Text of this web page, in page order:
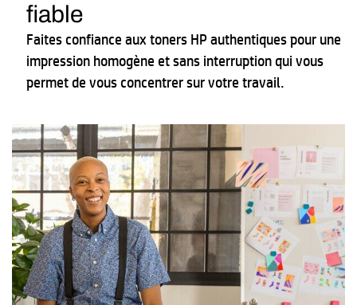
fiable
Faites confiance aux toners HP authentiques pour une
impression homogène et sans interruption qui vous
permet de vous concentrer sur votre travail.